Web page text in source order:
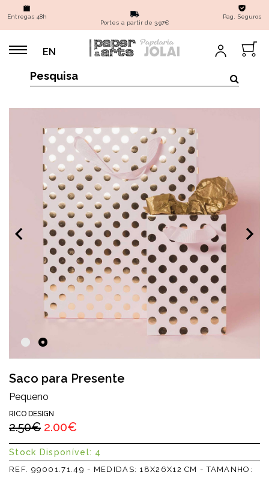
Entregas 48h
Portes a partir de 3,97€
Pag. Seguros
EN
Saco para Presente
Pequeno
RICO DESIGN
2.50€ 2.00€
Stock Disponível: 4
REF. 99001.71.49 - MEDIDAS: 18X26X12 CM - TAMANHO: